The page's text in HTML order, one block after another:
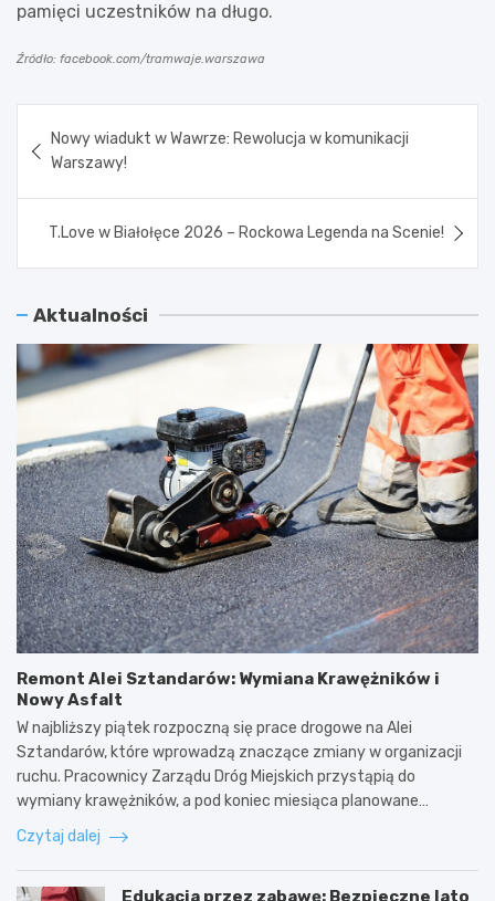
pamięci uczestników na długo.
Źródło: facebook.com/tramwaje.warszawa
wpisu
Nowy wiadukt w Wawrze: Rewolucja w komunikacji
Warszawy!
T.Love w Białołęce 2026 – Rockowa Legenda na Scenie!
Aktualności
Remont Alei Sztandarów: Wymiana Krawężników i
Nowy Asfalt
W najbliższy piątek rozpoczną się prace drogowe na Alei
Sztandarów, które wprowadzą znaczące zmiany w organizacji
ruchu. Pracownicy Zarządu Dróg Miejskich przystąpią do
wymiany krawężników, a pod koniec miesiąca planowane…
Czytaj dalej
Edukacja przez zabawę: Bezpieczne lato